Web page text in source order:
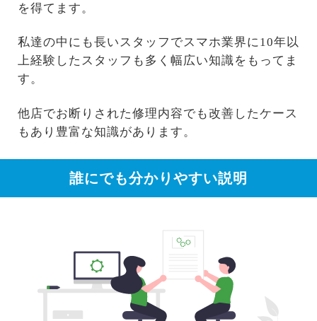
を得てます。
私達の中にも長いスタッフでスマホ業界に10年以
上経験したスタッフも多く幅広い知識をもってま
す。
他店でお断りされた修理内容でも改善したケース
もあり豊富な知識があります。
誰にでも分かりやすい説明